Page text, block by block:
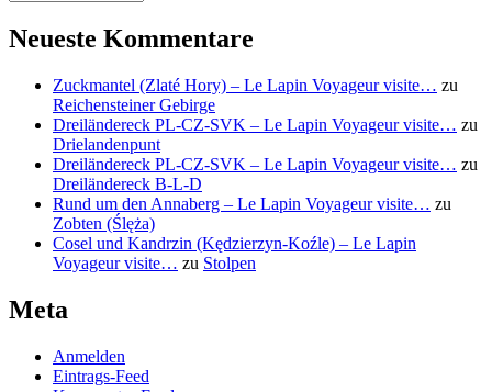
Neueste Kommentare
Zuckmantel (Zlaté Hory) – Le Lapin Voyageur visite… zu
Reichensteiner Gebirge
Dreiländereck PL-CZ-SVK – Le Lapin Voyageur visite… zu
Drielandenpunt
Dreiländereck PL-CZ-SVK – Le Lapin Voyageur visite… zu
Dreiländereck B-L-D
Rund um den Annaberg – Le Lapin Voyageur visite… zu
Zobten (Ślęża)
Cosel und Kandrzin (Kędzierzyn-Koźle) – Le Lapin
Voyageur visite… zu Stolpen
Meta
Anmelden
Eintrags-Feed